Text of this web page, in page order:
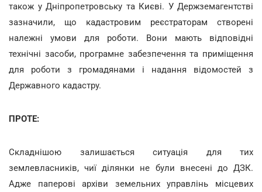
також у Дніпропетровську та Києві. У Держземагентстві
зазначили, що кадастровим реєстраторам створені
належні умови для роботи. Вони мають відповідні
технічні засоби, програмне забезпечення та приміщення
для роботи з громадянами і надання відомостей з
Державного кадастру.
ПРОТЕ:
Складнішою залишається ситуація для тих
землевласників, чиї ділянки не були внесені до ДЗК.
Адже паперові архіви земельних управлінь місцевих